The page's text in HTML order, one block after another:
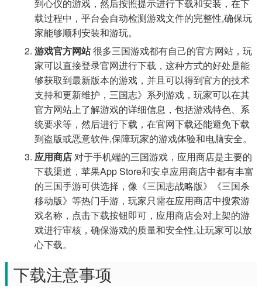
到心仪的游戏，然后按照提示进行下载和安装，在下
载过程中，平台会自动检测游戏文件的完整性,确保玩
家能够顺利安装和游玩。
游戏官方网站很多三国游戏都有自己的官方网站，玩
家可以直接登录官网进行下载，这种方式的好处是能
够获取到最新版本的游戏，并且可以得到官方的技术
支持和更新维护，三国志》系列游戏，玩家可以在其
官方网站上了解游戏的详细信息，包括游戏特色、系
统要求等，然后进行下载，在官网下载还能避免下载
到盗版或恶意软件,保障玩家的游戏体验和电脑安全。
应用商店对于手机端的三国游戏，应用商店是主要的
下载渠道，苹果App Store和安卓应用商店中都有丰富
的三国手游可供选择，像《三国志战略版》《三国杀
移动版》等热门手游，玩家只需在应用商店中搜索游
戏名称，点击下载按钮即可，应用商店会对上架的游
戏进行审核，确保游戏的质量和安全性,让玩家可以放
心下载。
下载注意事项